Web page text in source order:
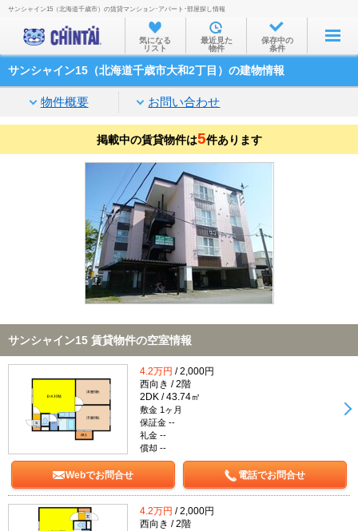
お部屋を探す
沿線・駅から
家賃相場から
通勤通学時間から
物件特集から
不動産会社から
TOP
サンシャイン15（北海道千歳市）の賃貸マンション･アパート･部屋探し情報
気になる
リスト
最近見た
物件
保存中の
条件
サンシャイン15（北海道千歳市大和2丁目）の建物情報
物件概要 お問い合わせ
掲載中の賃貸物件は5件あります
サンシャイン15 賃貸物件の空室情報
4.2万円 / 2,000円
西向き / 2階
2DK / 43.74㎡
敷金 1ヶ月
保証金 --
礼金 --
償却 --
Webでお問合せ 電話でお問合せ
4.2万円 / 2,000円
西向き / 2階